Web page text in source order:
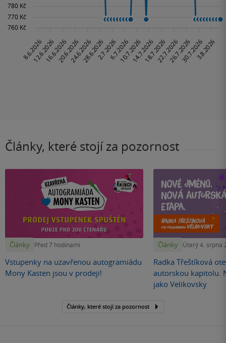
Články, které stojí za pozornost
Články Před 7 hodinami
Vstupenky na uzavřenou autogramiádu
Mony Kasten jsou v prodeji!
Články Úterý 4. srpna
Radka Třeštíková
autorskou kapitolu.
jako Velikovsky
Články, které stojí za pozornost